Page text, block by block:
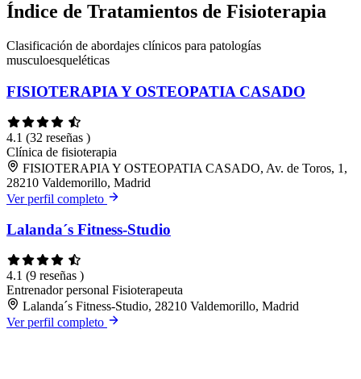
Índice de Tratamientos de Fisioterapia
Clasificación de abordajes clínicos para patologías
musculoesqueléticas
FISIOTERAPIA Y OSTEOPATIA CASADO
4.1 (32 reseñas )
Clínica de fisioterapia
FISIOTERAPIA Y OSTEOPATIA CASADO, Av. de Toros, 1,
28210 Valdemorillo, Madrid
Ver perfil completo
Lalanda´s Fitness-Studio
4.1 (9 reseñas )
Entrenador personal Fisioterapeuta
Lalanda´s Fitness-Studio, 28210 Valdemorillo, Madrid
Ver perfil completo